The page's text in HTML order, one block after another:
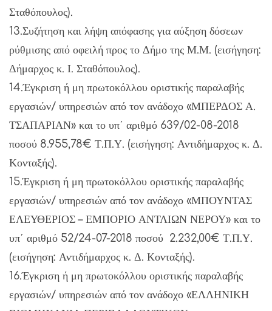
Σταθόπουλος).
13.Συζήτηση και λήψη απόφασης για αύξηση δόσεων
ρύθμισης από οφειλή προς το Δήμο της Μ.Μ. (εισήγηση:
Δήμαρχος κ. Ι. Σταθόπουλος).
14.Έγκριση ή μη πρωτοκόλλου οριστικής παραλαβής
εργασιών/ υπηρεσιών από τον ανάδοχο «ΜΠΕΡΔΟΣ Α.
ΤΣΑΠΑΡΙΑΝ» και το υπ΄ αριθμό 639/02-08-2018
ποσού 8.955,78€ Τ.Π.Υ. (εισήγηση: Αντιδήμαρχος κ. Δ.
Κονταξής).
15.Έγκριση ή μη πρωτοκόλλου οριστικής παραλαβής
εργασιών/ υπηρεσιών από τον ανάδοχο «ΜΠΟΥΝΤΑΣ
ΕΛΕΥΘΕΡΙΟΣ – ΕΜΠΟΡΙΟ ΑΝΤΛΙΩΝ ΝΕΡΟΥ» και το
υπ΄ αριθμό 52/24-07-2018 ποσού 2.232,00€ Τ.Π.Υ.
(εισήγηση: Αντιδήμαρχος κ. Δ. Κονταξής).
16.Έγκριση ή μη πρωτοκόλλου οριστικής παραλαβής
εργασιών/ υπηρεσιών από τον ανάδοχο «ΕΛΛΗΝΙΚΗ